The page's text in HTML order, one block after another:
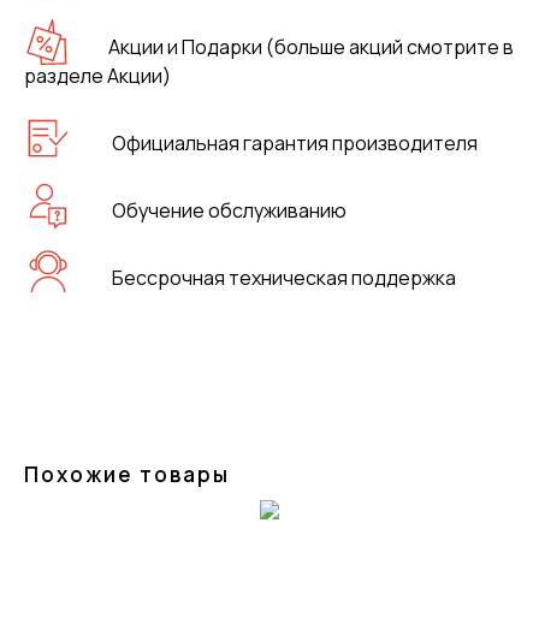
Акции и Подарки (больше акций смотрите в
разделе Акции)
Официальная гарантия производителя
Обучение обслуживанию
Бессрочная техническая поддержка
Похожие товары